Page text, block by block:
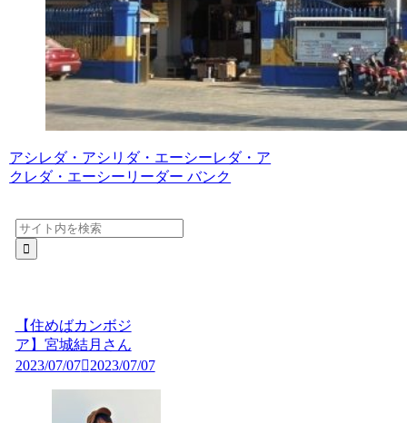
アシレダ・アシリダ・エーシーレダ・ア
クレダ・エーシーリーダー バンク
【住めばカンボジ
ア】宮城結月さん
2023/07/07
2023/07/07